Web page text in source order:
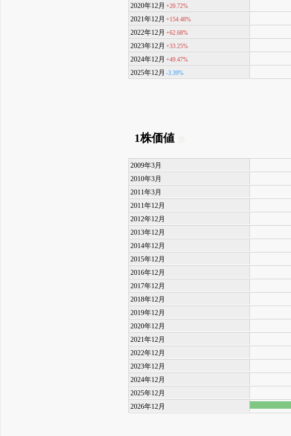
2020年12月 +20.72%
2021年12月 +154.48%
2022年12月 +62.68%
2023年12月 +33.25%
2024年12月 +49.47%
2025年12月 -3.39%
1株価値
2009年3月
2010年3月
2011年3月
2011年12月
2012年12月
2013年12月
2014年12月
2015年12月
2016年12月
2017年12月
2018年12月
2019年12月
2020年12月
2021年12月
2022年12月
2023年12月
2024年12月
2025年12月
2026年12月